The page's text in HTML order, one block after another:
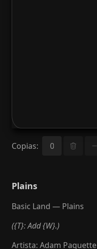
Copias:
Plains
Basic Land — Plains
({T}: Add {W}.)
Artista: Adam Paquette